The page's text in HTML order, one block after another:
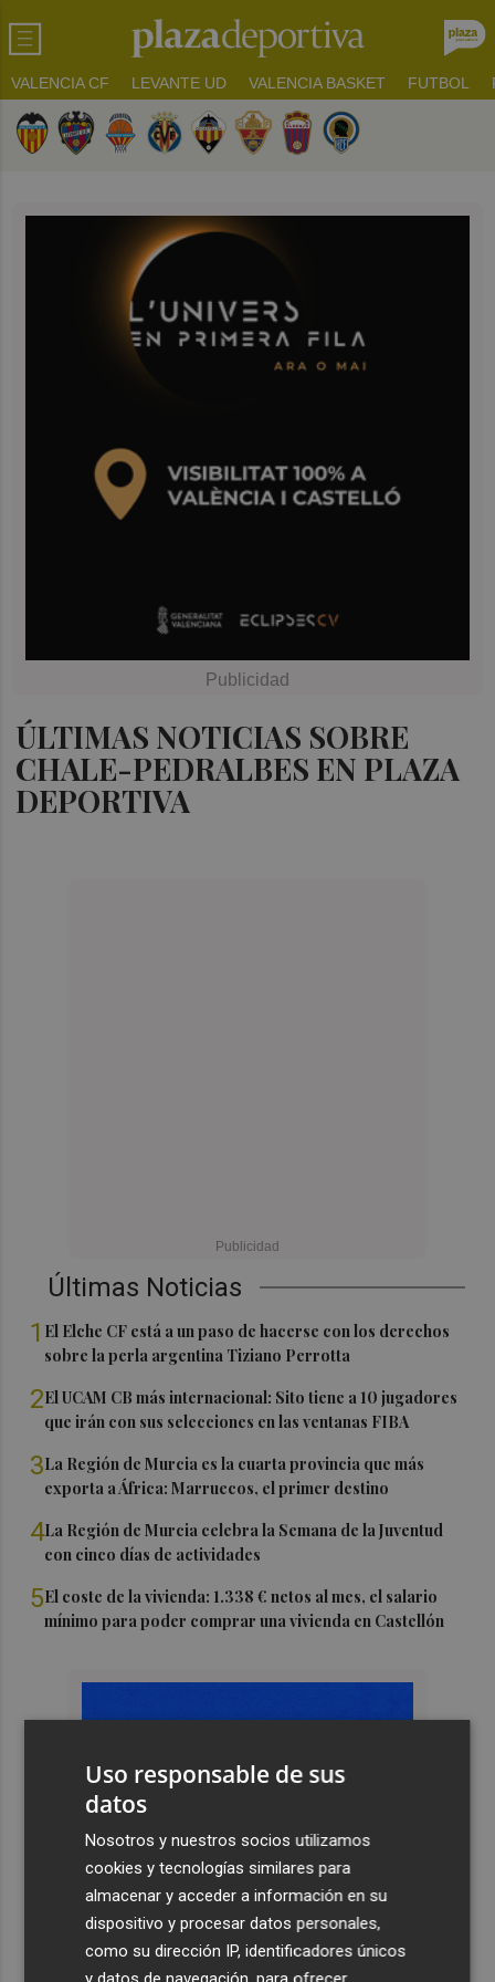
VALENCIA CF LEVANTE UD VALENCIA BASKET FUTBOL
ÚLTIMAS NOTICIAS SOBRE
CHALE-PEDRALBES EN PLAZA
DEPORTIVA
Últimas Noticias
1 El Elche CF está a un paso de hacerse con los derechos
sobre la perla argentina Tiziano Perrotta
2El UCAM CB más internacional: Sito tiene a 10 jugadores
que irán con sus selecciones en las ventanas FIBA
3La Región de Murcia es la cuarta provincia que más
exporta a África: Marruecos, el primer destino
4La Región de Murcia celebra la Semana de la Juventud
con cinco días de actividades
5El coste de la vivienda: 1.338 € netos al mes, el salario
mínimo para poder comprar una vivienda en Castellón
Uso responsable de sus
datos
Nosotros y nuestros socios utilizamos
cookies y tecnologías similares para
almacenar y acceder a información en su
dispositivo y procesar datos personales,
como su dirección IP, identificadores únicos